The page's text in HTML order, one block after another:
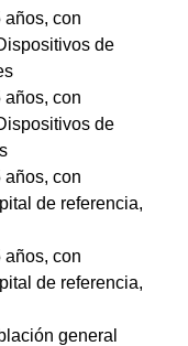
años, con
de
años, con
de
años, con
de referencia,
años, con
de referencia,
general